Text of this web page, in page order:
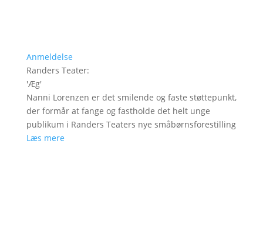
Anmeldelse
Randers Teater:
'Æg'
Nanni Lorenzen er det smilende og faste støttepunkt,
der formår at fange og fastholde det helt unge
publikum i Randers Teaters nye småbørnsforestilling
Læs mere